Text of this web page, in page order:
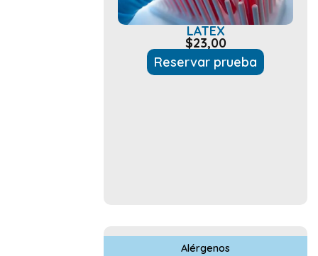
LATEX
$23,00
Reservar prueba
Alérgenos